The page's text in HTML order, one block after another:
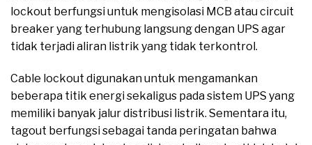
lockout berfungsi untuk mengisolasi MCB atau circuit
breaker yang terhubung langsung dengan UPS agar
tidak terjadi aliran listrik yang tidak terkontrol.
Cable lockout digunakan untuk mengamankan
beberapa titik energi sekaligus pada sistem UPS yang
memiliki banyak jalur distribusi listrik. Sementara itu,
tagout berfungsi sebagai tanda peringatan bahwa